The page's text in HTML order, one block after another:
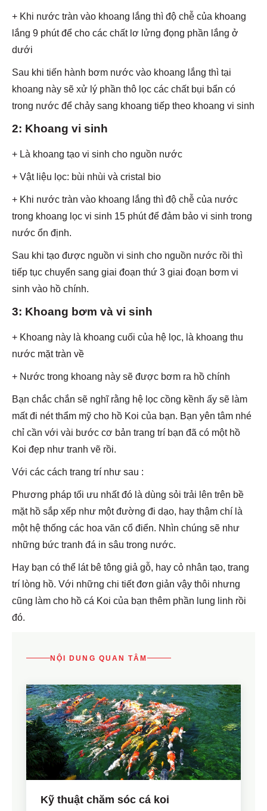
+ Khi nước tràn vào khoang lắng thì độ chễ của khoang
lắng 9 phút để cho các chất lơ lửng đọng phần lắng ở
dưới
Sau khi tiến hành bơm nước vào khoang lắng thì tại
khoang này sẽ xử lý phần thô lọc các chất bụi bẩn có
trong nước để chảy sang khoang tiếp theo khoang vi sinh
2: Khoang vi sinh
+ Là khoang tạo vi sinh cho nguồn nước
+ Vật liệu lọc: bùi nhùi và cristal bio
+ Khi nước tràn vào khoang lắng thì độ chễ của nước
trong khoang lọc vi sinh 15 phút để đảm bảo vi sinh trong
nước ổn định.
Sau khi tạo được nguồn vi sinh cho nguồn nước rồi thì
tiếp tục chuyển sang giai đoạn thứ 3 giai đoạn bơm vi
sinh vào hồ chính.
3: Khoang bơm và vi sinh
+ Khoang này là khoang cuối của hệ lọc, là khoang thu
nước mặt tràn về
+ Nước trong khoang này sẽ được bơm ra hồ chính
Bạn chắc chắn sẽ nghĩ rằng hệ lọc cồng kềnh ấy sẽ làm
mất đi nét thẩm mỹ cho hồ Koi của bạn. Bạn yên tâm nhé
chỉ cần với vài bước cơ bản trang trí bạn đã có một hồ
Koi đẹp như tranh vẽ rồi.
Với các cách trang trí như sau :
Phương pháp tối ưu nhất đó là dùng sỏi trải lên trên bề
mặt hồ sắp xếp như một đường đi dạo, hay thậm chí là
một hệ thống các hoa văn cổ điển. Nhìn chúng sẽ như
những bức tranh đá in sâu trong nước.
Hay bạn có thể lát bê tông giả gỗ, hay cỏ nhân tạo, trang
trí lòng hồ. Với những chi tiết đơn giản vậy thôi nhưng
cũng làm cho hồ cá Koi của bạn thêm phần lung linh rồi
đó.
NỘI DUNG QUAN TÂM
Kỹ thuật chăm sóc cá koi